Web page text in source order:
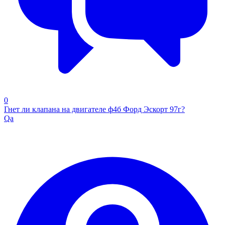
0
Гнет ли клапана на двигателе ф4б Форд Эскорт 97г?
Qa